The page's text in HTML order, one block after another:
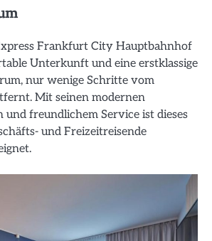
Frankfurt City Hauptbahnhof
Unterkunft und eine erstklassige
nur wenige Schritte vom
Mit seinen modernen
freundlichem Service ist dieses
und Freizeitreisende